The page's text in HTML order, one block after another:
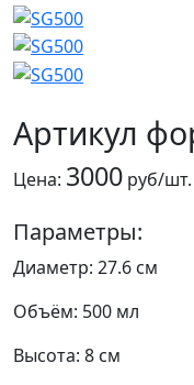
Артикул
Цена: 3000 руб/шт.
Параметры:
Диаметр: 27.6 см
Объём: 500 мл
Высота: 8 см